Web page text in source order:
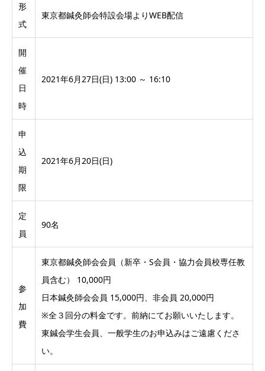
形
式
東京都鍼灸師会特設会場よりWEB配信
開
催
日
時
2021年6月27日(日) 13:00 ～ 16:10
申
込
期
限
2021年6月20日(日)
定
員
90名
参
加
費
東京都鍼灸師会会員（新卒・S会員・協力会員校専任教
員含む） 10,000円
日本鍼灸師会会員 15,000円、非会員 20,000円
※全３回分の料金です。前納にてお願いいたします。
東鍼会学生会員、一般学生のお申込みはご遠慮くださ
い。